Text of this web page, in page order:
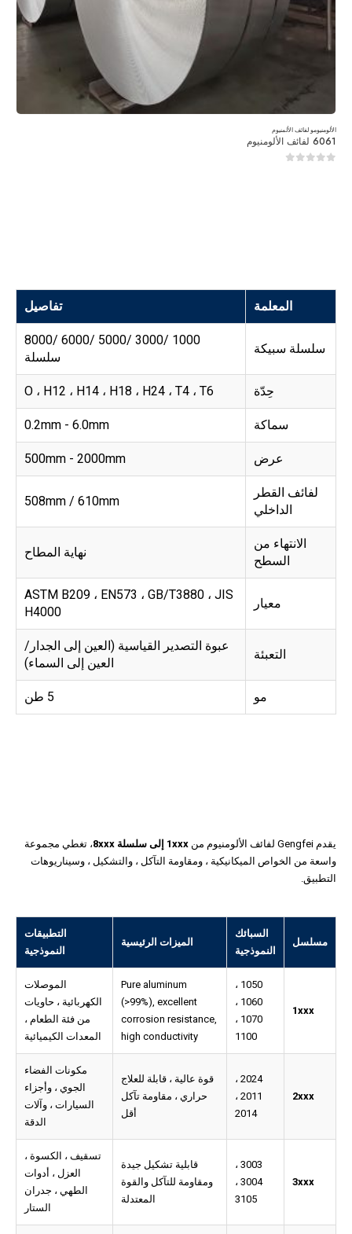
الألومنيومو لفائف الألمنيوم
6061 لفائف الألومنيوم
المعلمة تفاصيل
سلسلة سبيكة
1000 /3000 /5000 /6000 /8000
سلسلة
حِدّة O ، H12 ، H14 ، H18 ، H24 ، T4 ، T6
سماكة 0.2mm - 6.0mm
عرض 500mm - 2000mm
لفائف القطر
الداخلي
508mm / 610mm
الانتهاء من
السطح
نهاية المطاح
معيار
ASTM B209 ، EN573 ، GB/T3880 ، JIS
H4000
التعبئة
عبوة التصدير القياسية (العين إلى الجدار/
العين إلى السماء)
مو 5 طن
يقدم Gengfei لفائف الألومنيوم من 1xxx إلى سلسلة 8xxx
، تغطي مجموعة
واسعة من الخواص الميكانيكية ، ومقاومة التآكل ، والتشكيل ، وسيناريوهات
التطبيق.
مسلسل
السبائك
النموذجية
الميزات الرئيسية
التطبيقات
النموذجية
1xxx
1050 ،
1060 ،
1070 ،
1100
Pure aluminum
(>99%), excellent
corrosion resistance,
high conductivity
الموصلات
الكهربائية ، حاويات
من فئة الطعام ،
المعدات الكيميائية
2xxx
2024 ،
2011 ،
2014
قوة عالية ، قابلة للعلاج
حراري ، مقاومة تآكل
أقل
مكونات الفضاء
الجوي ، وأجزاء
السيارات ، وآلات
الدقة
3xxx
3003 ،
3004 ،
3105
قابلية تشكيل جيدة
ومقاومة للتآكل والقوة
المعتدلة
تسقيف ، الكسوة ،
العزل ، أدوات
الطهي ، جدران
الستار